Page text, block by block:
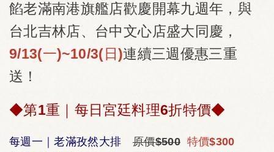
餡老滿南港旗艦店歡慶開幕九週年，與
台北吉林店、台中文心店盛大同慶，
9/13(一)~10/3(日)連續三週優惠三重
送！
◆第1重｜每日宮廷料理6折特價◆
每週一｜老滿孜然大排 原價$500 特價$300